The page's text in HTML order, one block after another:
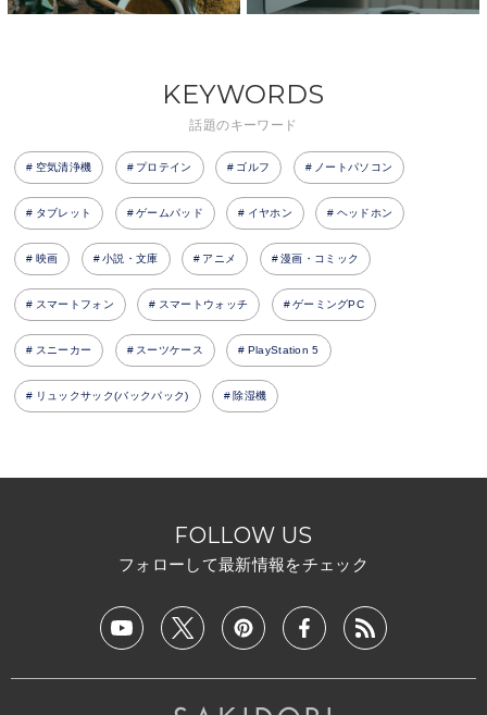
KEYWORDS
話題のキーワード
空気清浄機 プロテイン ゴルフ ノートパソコン
タブレット ゲームパッド イヤホン ヘッドホン
映画 小説・文庫 アニメ 漫画・コミック
スマートフォン スマートウォッチ ゲーミングPC
スニーカー スーツケース PlayStation 5
リュックサック(バックパック) 除湿機
FOLLOW US
フォローして最新情報をチェック